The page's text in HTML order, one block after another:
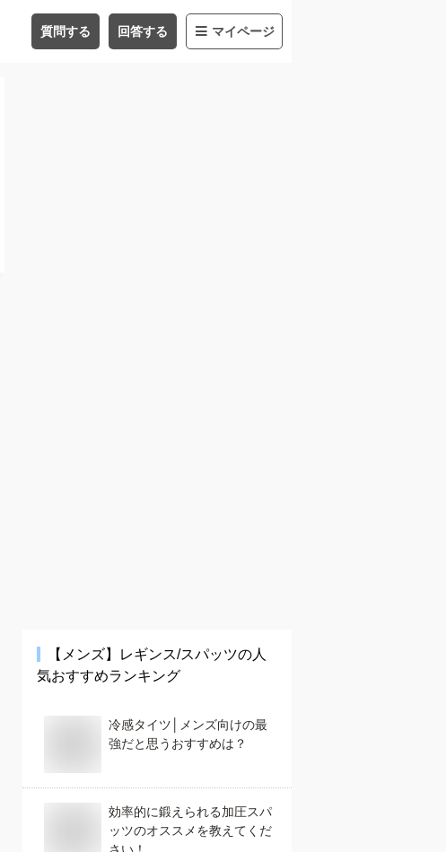
質問する 回答する マイページ
【メンズ】 レギンス/スパッツの人
気おすすめランキング
冷感タイツ│メンズ向けの最
強だと思うおすすめは？
効率的に鍛えられる加圧スパ
ッツのオススメを教えてくだ